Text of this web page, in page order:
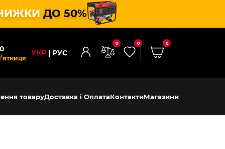
ДО 50%
УКР РУС
0 0 0
товаруДоставка і ОплатаКонтактиМагазини